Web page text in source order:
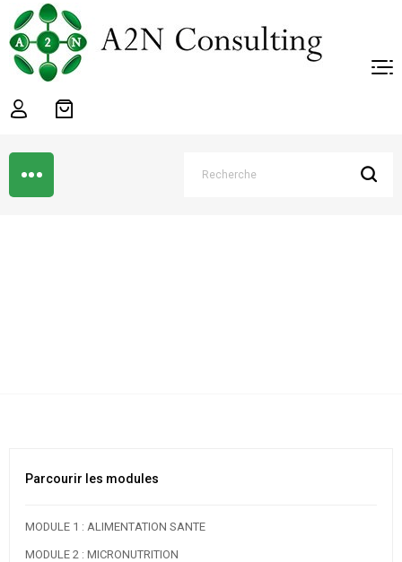
Parcourir les modules
MODULE 1 : ALIMENTATION SANTE
MODULE 2 : MICRONUTRITION